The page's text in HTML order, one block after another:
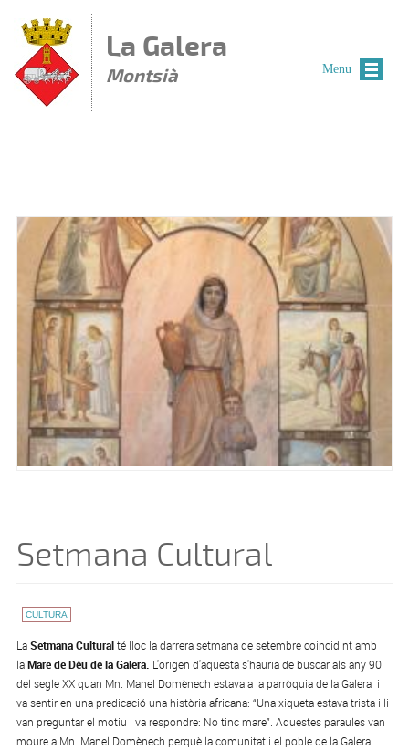
La Galera
Montsià
Setmana Cultural
CULTURA
La Setmana Culturalté lloc la darrera setmana de setembre coincidint amb
la Mare de Déu de la Galera. L'origen d'aquesta s'hauria de buscar als any 90
del segle XX quan Mn. Manel Domènech estava a la parròquia de la Galera i
va sentir en una predicació una història africana: “Una xiqueta estava trista i li
van preguntar el motiu i va respondre: No tinc mare”. Aquestes paraules van
moure a Mn. Manel Domènech perquè la comunitat i el poble de la Galera
Menu